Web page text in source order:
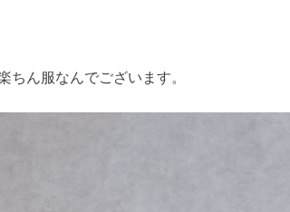
ん服なんでございます。